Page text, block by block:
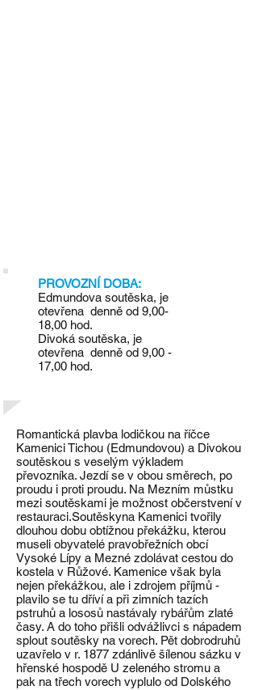
PROVOZNÍ DOBA:
Edmundova soutěska, je
otevřena denně od 9,00-
18,00 hod.
Divoká soutěska, je
otevřena denně od 9,00 -
17,00 hod.
Romantická plavba lodičkou na říčce
Kamenici Tichou (Edmundovou) a Divokou
soutěskou s veselým výkladem
převozníka. Jezdí se v obou směrech, po
proudu i proti proudu. Na Mezním můstku
mezi soutěskami je možnost občerstvení v
restauraci.Soutěskyna Kamenici tvořily
dlouhou dobu obtížnou překážku, kterou
museli obyvatelé pravobřežních obcí
Vysoké Lípy a Mezné zdolávat cestou do
kostela v Růžové. Kamenice však byla
nejen překážkou, ale i zdrojem příjmů -
plavilo se tu dříví a při zimních tazích
pstruhů a lososů nastávaly rybářům zlaté
časy. A do toho přišli odvážlivci s nápadem
splout soutěsky na vorech. Pět dobrodruhů
uzavřelo v r. 1877 zdánlivě šílenou sázku v
hřenské hospodě U zeleného stromu a
pak na třech vorech vyplulo od Dolského